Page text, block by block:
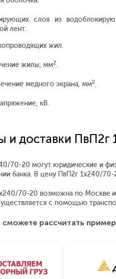
слоя из
лент.
жил.
жилы, мм2.
медного экрана, мм2.
кВ.
и доставки
70-20 могут юридические и
банка. В цену ПвП2г 1x240/
70-20 возможна по Москве
с помощью
сможете рассчитать